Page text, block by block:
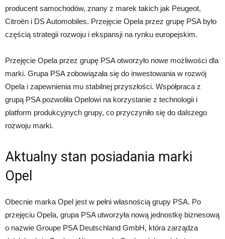
producent samochodów, znany z marek takich jak Peugeot,
Citroën i DS Automobiles. Przejęcie Opela przez grupę PSA było
częścią strategii rozwoju i ekspansji na rynku europejskim.
Przejęcie Opela przez grupę PSA otworzyło nowe możliwości dla
marki. Grupa PSA zobowiązała się do inwestowania w rozwój
Opela i zapewnienia mu stabilnej przyszłości. Współpraca z
grupą PSA pozwoliła Opelowi na korzystanie z technologii i
platform produkcyjnych grupy, co przyczyniło się do dalszego
rozwoju marki.
Aktualny stan posiadania marki
Opel
Obecnie marka Opel jest w pełni własnością grupy PSA. Po
przejęciu Opela, grupa PSA utworzyła nową jednostkę biznesową
o nazwie Groupe PSA Deutschland GmbH, która zarządza